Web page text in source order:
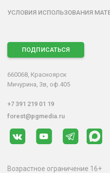
УСЛОВИЯ ИСПОЛЬЗОВАНИЯ
ПОДПИСАТЬСЯ
660068, Красноярск
Мичурина, 3в, оф.405
+7 391 219 01 19
forest@pgmedia.ru
Возрастное ограничение 16+